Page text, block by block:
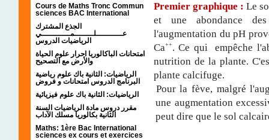
Cours de Maths Tronc Commun
sciences BAC International
الجذع المشترك
عـــــــــــلــــــــمــــــــــــي
الرياضيات الدروس
امتحانات الباكالوريا احرار علوم الحياة
والأرض مع التصحيح
الرياضيات: الثانية باك علوم رياضية
البرنامج الدروس امتحانات و فروض
الرياضيات: الثانية باك علوم فيزيائية
مقرر دروس مادة الرياضيات السنة
الثانية بكالوريا مسلك الآداب
Maths: 1ère Bac International
sciences ex cours et exercices
Premier graphique : Le
et une abondance
l'augmentation du pH
Ca++. Ce qui empêche
nutrition de la plante.
plante calcifuge.
Pour la fève, malgré
une augmentation
peut dire que le sol